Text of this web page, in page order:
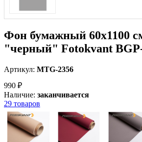
Фон бумажный 60х1100
"черный" Fotokvant
Артикул: MTG-2356
990 ₽
Наличие: заканчивается
29 товаров